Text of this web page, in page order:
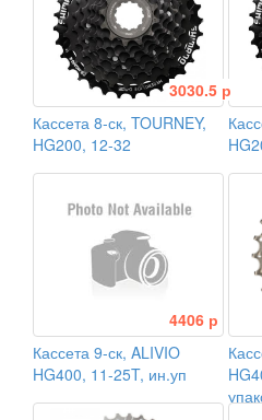
3030.5 р
Кассета 8-ск, TOURNEY,
HG200, 12-32
4406 р
Кассета 9-ск, ALIVIO
HG400, 11-25T, ин.уп